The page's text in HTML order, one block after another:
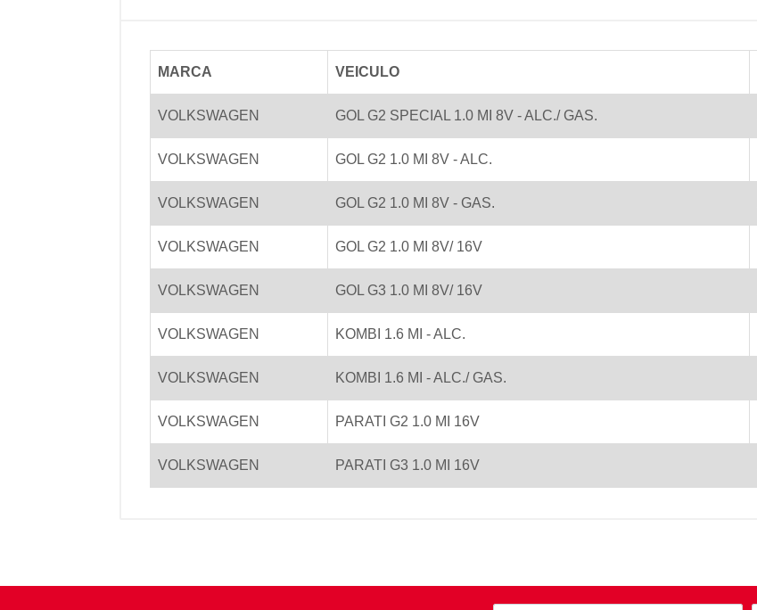
MARCA VEICULO
VOLKSWAGEN GOL G2 SPECIAL 1.0 MI 8V - ALC./ GAS.
VOLKSWAGEN GOL G2 1.0 MI 8V - ALC.
VOLKSWAGEN GOL G2 1.0 MI 8V - GAS.
VOLKSWAGEN GOL G2 1.0 MI 8V/ 16V
VOLKSWAGEN GOL G3 1.0 MI 8V/ 16V
VOLKSWAGEN KOMBI 1.6 MI - ALC.
VOLKSWAGEN KOMBI 1.6 MI - ALC./ GAS.
VOLKSWAGEN PARATI G2 1.0 MI 16V
VOLKSWAGEN PARATI G3 1.0 MI 16V